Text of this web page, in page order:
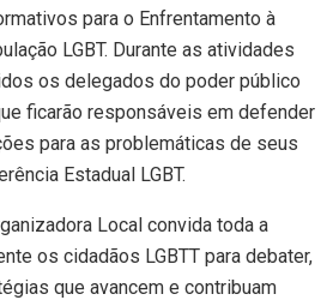
para o Enfrentamento à
LGBT. Durante as atividades
os delegados do poder público
ficarão responsáveis em defender
para as problemáticas de seus
Estadual LGBT.
Local convida toda a
os cidadãos LGBTT para debater,
que avancem e contribuam